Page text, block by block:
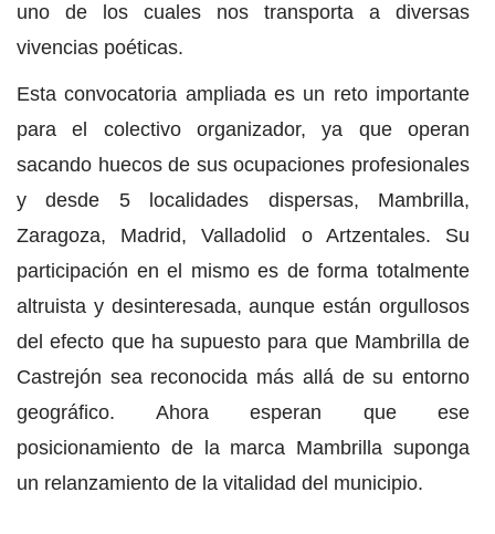
uno de los cuales nos transporta a diversas
vivencias poéticas.
Esta convocatoria ampliada es un reto importante
para el colectivo organizador, ya que operan
sacando huecos de sus ocupaciones profesionales
y desde 5 localidades dispersas, Mambrilla,
Zaragoza, Madrid, Valladolid o Artzentales. Su
participación en el mismo es de forma totalmente
altruista y desinteresada, aunque están orgullosos
del efecto que ha supuesto para que Mambrilla de
Castrejón sea reconocida más allá de su entorno
geográfico. Ahora esperan que ese
posicionamiento de la marca Mambrilla suponga
un relanzamiento de la vitalidad del municipio.